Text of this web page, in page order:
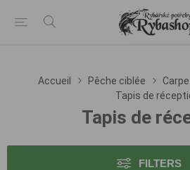
Accueil Pêche ciblée Carpe
Tapis de
Tapis de
FILTERS